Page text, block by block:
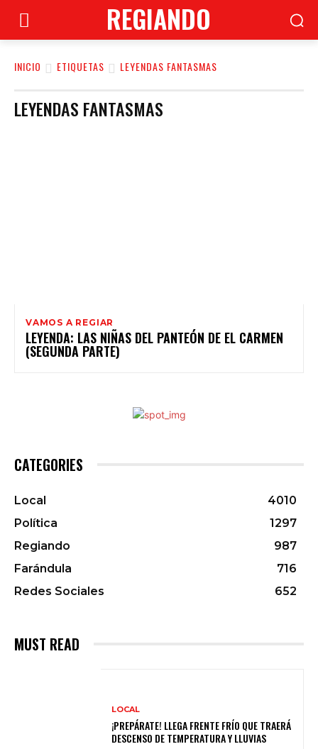
REGIANDO
INICIO ETIQUETAS LEYENDAS FANTASMAS
LEYENDAS FANTASMAS
VAMOS A REGIAR
LEYENDA: LAS NIÑAS DEL PANTEÓN DE EL CARMEN
(SEGUNDA PARTE)
CATEGORIES
Local
4010
Política
1297
Regiando
987
Farándula
716
Redes Sociales
652
MUST READ
LOCAL
¡PREPÁRATE! LLEGA FRENTE FRÍO QUE TRAERÁ
DESCENSO DE TEMPERATURA Y LLUVIAS